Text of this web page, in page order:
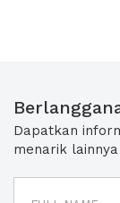
Dapatkan
menarik lainnya